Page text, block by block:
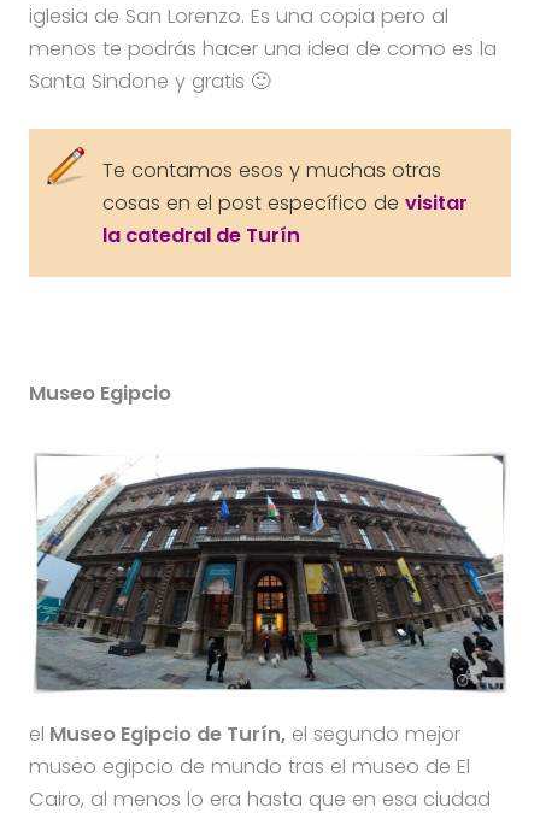
iglesia de San Lorenzo. Es una copia pero al
menos te podrás hacer una idea de como es la
Santa Sindone y gratis 🙂
Te contamos esos y muchas otras
cosas en el post específico de visitar
la catedral de Turín
Museo Egipcio
el Museo Egipcio de Turín,el segundo mejor
museo egipcio de mundo tras el museo de El
Cairo, al menos lo era hasta que en esa ciudad